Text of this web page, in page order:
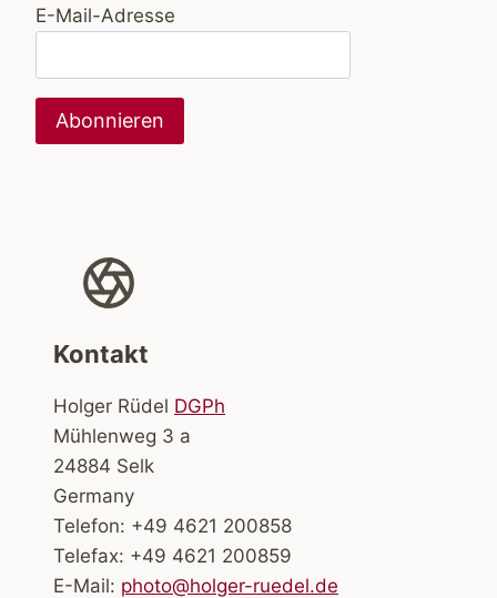
E-Mail-Adresse
Kontakt
Holger Rüdel DGPh
Mühlenweg 3 a
24884 Selk
Germany
Telefon: +49 4621 200858
Telefax: +49 4621 200859
E-Mail: photo@holger-ruedel.de